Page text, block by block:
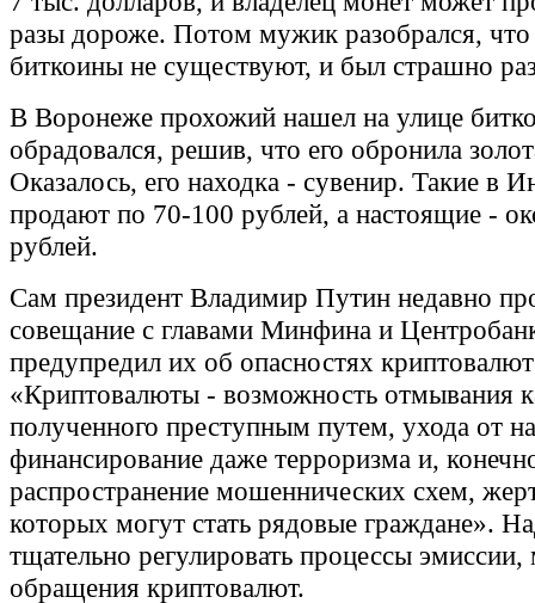
разы дороже. Потом мужик разобрался,
биткоины не существуют, и был страшно
В Воронеже прохожий нашел на улице
обрадовался, решив, что его обронила
Оказалось, его находка - сувенир. Такие в
продают по 70-100 рублей, а настоящие -
рублей.
Сам президент Владимир Путин недавно
совещание с главами Минфина и
предупредил их об опасностях
«Криптовалюты - возможность отмывания
полученного преступным путем, ухода от
финансирование даже терроризма и,
распространение мошеннических схем,
которых могут стать рядовые граждане».
тщательно регулировать процессы эмиссии,
обращения криптовалют.